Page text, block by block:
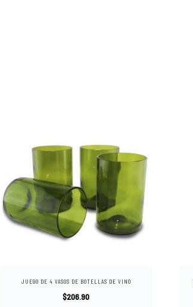
JUEGO DE 4 VASOS DE BOTELLAS DE VINO
$206.90